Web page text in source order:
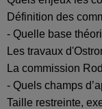
Définition des
- Quelle base
Les travaux
La commission
- Quels champs
Taille restreinte,